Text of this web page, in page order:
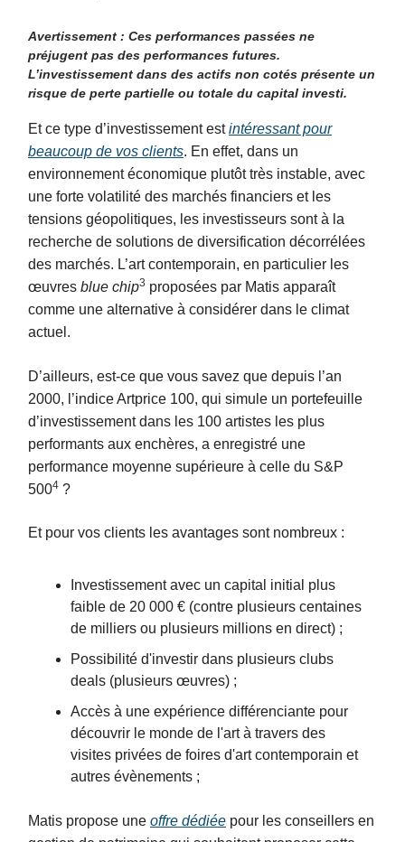
Avertissement : Ces performances passées ne
préjugent pas des performances futures.
L’investissement dans des actifs non cotés présente un
risque de perte partielle ou totale du capital investi.
Et ce type d’investissement estintéressant pour
beaucoup de vos clients. En effet, dans un
environnement économique plutôt très instable, avec
une forte volatilité des marchés financiers et les
tensions géopolitiques, les investisseurs sont à la
recherche de solutions de diversification décorrélées
des marchés. L’art contemporain, en particulier les
œuvres blue chip3 proposées par Matis apparaît
comme une alternative à considérer dans le climat
actuel.
D’ailleurs, est-ce que vous savez que depuis l’an
2000, l’indice Artprice 100, qui simule un portefeuille
d’investissement dans les 100 artistes les plus
performants aux enchères, a enregistré une
performance moyenne supérieure à celle du S&P
5004 ?
Et pour vos clients les avantages sont nombreux :
Investissement avec un capital initial plus
faible de 20 000 € (contre plusieurs centaines
de milliers ou plusieurs millions en direct) ;
Possibilité d'investir dans plusieurs clubs
deals (plusieurs œuvres) ;
Accès à une expérience différenciante pour
découvrir le monde de l'art à travers des
visites privées de foires d'art contemporain et
autres évènements ;
Matis propose une offre dédiée pour les conseillers en